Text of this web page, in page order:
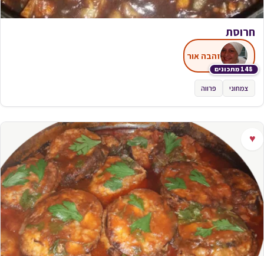
חרוסת
148 מתכונים
זהבה אור
צמחוני פרווה
♥